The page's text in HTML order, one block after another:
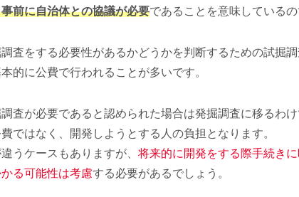
前に自治体との協議が必要であることを意味しているの
査をする必要性があるかどうかを判断するための試掘調
的に公費で行われることが多いです。
査が必要であると認められた場合は発掘調査に移るわ
ではなく、開発しようとする人の負担となります。
うケースもありますが、 将来的に開発をする際手続き
る可能性は考慮する必要があるでしょう。